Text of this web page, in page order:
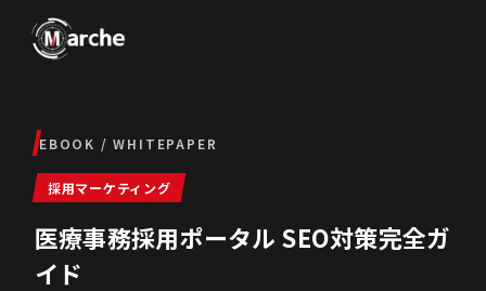
EBOOK / WHITEPAPER
採用マーケティング
医療事務採用ポータル SEO対策完全ガ
イド